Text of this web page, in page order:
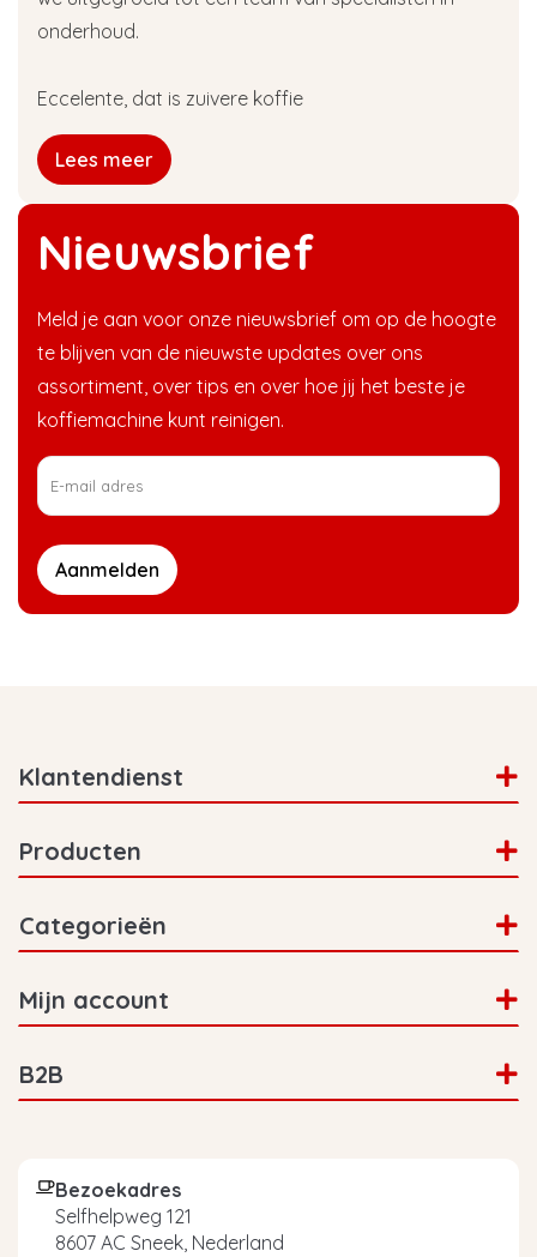
Nieuwsbrief
Meld je aan voor onze nieuwsbrief om op de hoogte
te blijven van de nieuwste updates over ons
assortiment, over tips en over hoe jij het beste je
koffiemachine kunt reinigen.
Aanmelden
onderhoud.
Eccelente, dat is zuivere koffie
Lees meer
Klantendienst
Producten
Categorieën
Mijn account
B2B
Bezoekadres
Selfhelpweg 121
8607 AC Sneek, Nederland